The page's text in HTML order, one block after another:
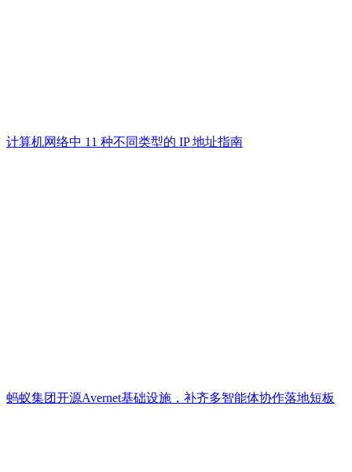
计算机网络中 11 种不同类型的 IP 地址指南
蚂蚁集团开源Avernet基础设施，补齐多智能体协作落地短板